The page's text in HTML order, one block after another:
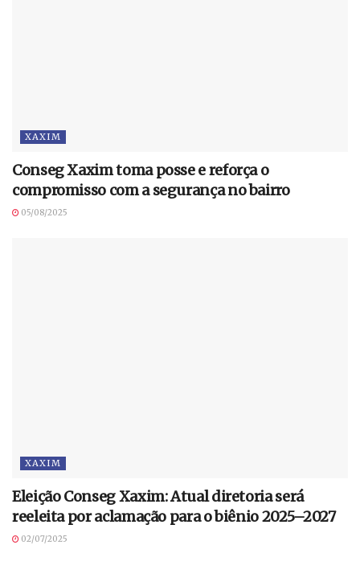
XAXIM
Conseg Xaxim toma posse e reforça o
compromisso com a segurança no bairro
05/08/2025
XAXIM
Eleição Conseg Xaxim: Atual diretoria será
reeleita por aclamação para o biênio 2025–2027
02/07/2025